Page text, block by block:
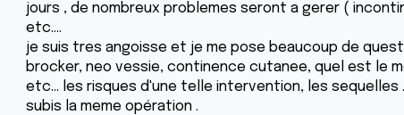
jours , de nombreux problemes seront a gerer (
etc....
je suis tres angoisse et je me pose beaucoup de
brocker, neo vessie, continence cutanee, quel est le
etc... les risques d'une telle intervention, les sequelles
subis la meme opération .